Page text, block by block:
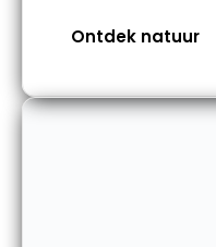
Ontdek natuur